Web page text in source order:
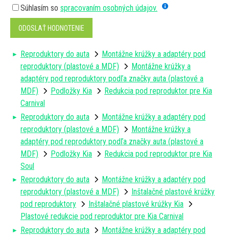
Súhlasím so spracovaním osobných údajov.
ODOSLAŤ HODNOTENIE
Reproduktory do auta
Montážne krúžky a adaptéry pod
reproduktory (plastové a MDF)
Montážne krúžky a
adaptéry pod reproduktory podľa značky auta (plastové a
MDF)
Podložky Kia
Redukcia pod reproduktor pre Kia
Carnival
Reproduktory do auta
Montážne krúžky a adaptéry pod
reproduktory (plastové a MDF)
Montážne krúžky a
adaptéry pod reproduktory podľa značky auta (plastové a
MDF)
Podložky Kia
Redukcia pod reproduktor pre Kia
Soul
Reproduktory do auta
Montážne krúžky a adaptéry pod
reproduktory (plastové a MDF)
Inštalačné plastové krúžky
pod reproduktory
Inštalačné plastové krúžky Kia
Plastové redukcie pod reproduktor pre Kia Carnival
Reproduktory do auta
Montážne krúžky a adaptéry pod